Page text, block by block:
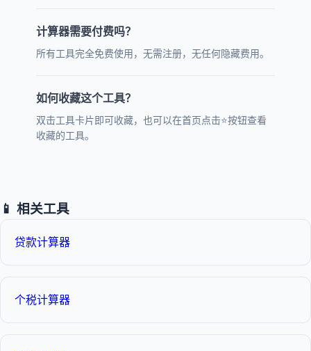
计算器需要付费吗？
所有工具完全免费使用，无需注册，无任何隐藏费用。
如何收藏这个工具？
双击工具卡片即可收藏，也可以在首页点击⭐按钮查看
收藏的工具。
📱 相关工具
贷款计算器
个税计算器